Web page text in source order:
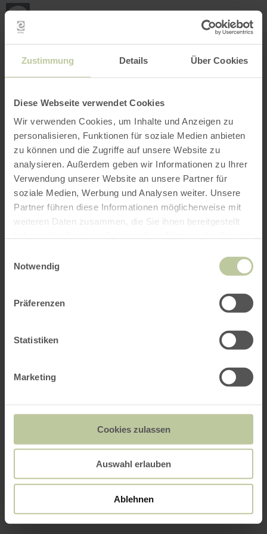
Zustimmung Details Über Cookies
Diese Webseite verwendet Cookies
Wir verwenden Cookies, um Inhalte und Anzeigen zu
personalisieren, Funktionen für soziale Medien anbieten
zu können und die Zugriffe auf unsere Website zu
analysieren. Außerdem geben wir Informationen zu Ihrer
Verwendung unserer Website an unsere Partner für
soziale Medien, Werbung und Analysen weiter. Unsere
Partner führen diese Informationen möglicherweise mit
weiteren Daten zusammen, die Sie ihnen bereitgestellt
Notwendig
Präferenzen
Statistiken
Marketing
Cookies zulassen
Auswahl erlauben
Ablehnen
Ga naar de hoofdinhoud
Ga naar de zoekfunctie
Ga naar de hoofdnavigatie
Ga naar de voettekst
Terug
naar
startpagina
ZOEKEN MENU
Het onderstaande vrijetijdsaanbod is door de
aanbieder eifelnomaden op het
aanbieder eifelnomaden is als enige
verantwoordelijk voor de inhoud.